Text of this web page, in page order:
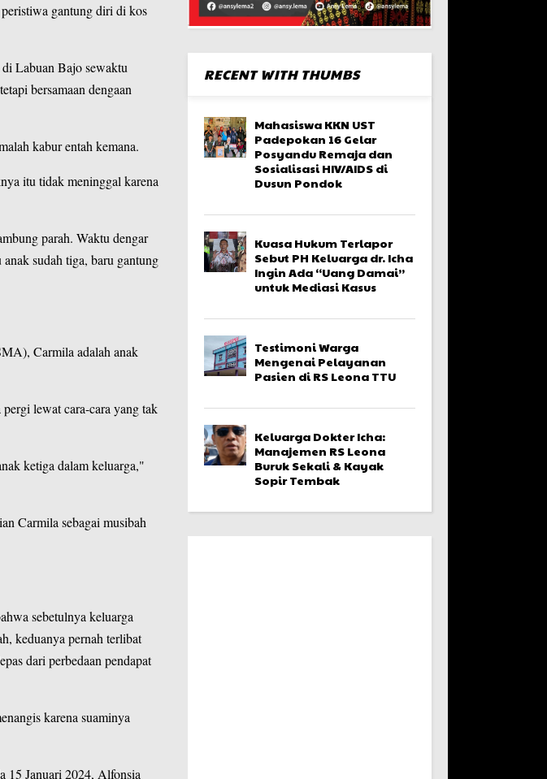
gantung diri di kos
Labuan Bajo sewaktu
bersamaan dengaan
kabur entah kemana.
itu tidak meninggal karena
parah. Waktu dengar
sudah tiga, baru gantung
Carmila adalah anak
lewat cara-cara yang tak
ketiga dalam keluarga,"
Carmila sebagai musibah
sebetulnya keluarga
keduanya pernah terlibat
dari perbedaan pendapat
karena suaminya
15 Januari 2024, Alfonsia
RECENT WITH THUMBS
Mahasiswa KKN UST
Padepokan 16 Gelar
Posyandu Remaja dan
Sosialisasi HIV/AIDS di
Dusun Pondok
Kuasa Hukum Terlapor
Sebut PH Keluarga dr. Icha
Ingin Ada “Uang Damai”
untuk Mediasi Kasus
Testimoni Warga
Mengenai Pelayanan
Pasien di RS Leona TTU
Keluarga Dokter Icha:
Manajemen RS Leona
Buruk Sekali & Kayak
Sopir Tembak